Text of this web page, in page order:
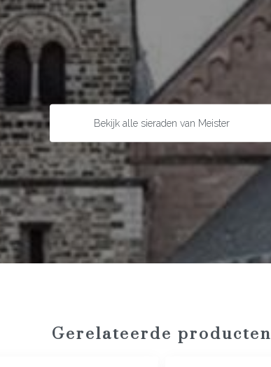
Bekijk alle sieraden van Meister
Gerelateerde producten